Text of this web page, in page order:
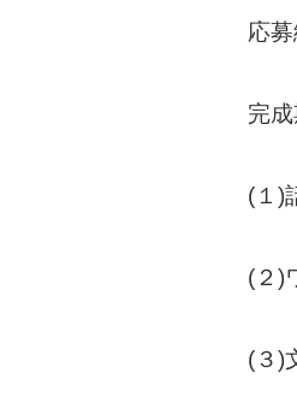
応
完
(１)
(２)
(３)